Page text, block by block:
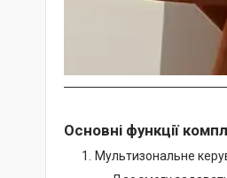
Основні функції
Мультизональне